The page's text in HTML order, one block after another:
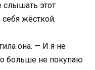
слышать этот
себя жёсткой.
она. — И я не
больше не покупаю